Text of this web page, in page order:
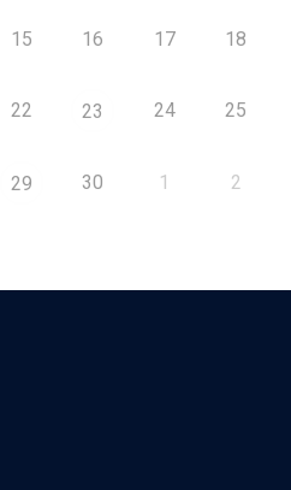
15 16 17 18
22 23 24 25
29 30 1 2